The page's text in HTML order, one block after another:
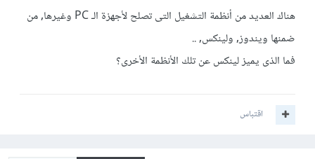
هناك العديد من أنظمة التشغيل التى تصلح لأجهزة الـ PC وغيرها, من
ضمنها ويندوز, ولينكس, ..
فما الذى يميز لينكس عن تلك الأنظمة الأخرى؟
اقتباس